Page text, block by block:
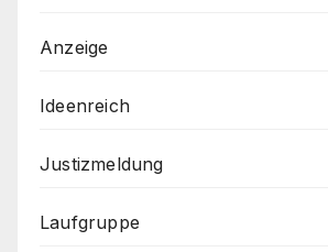
Anzeige
Ideenreich
Justizmeldung
Laufgruppe